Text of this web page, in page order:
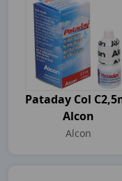
Pataday Col
Alcon
Alcon